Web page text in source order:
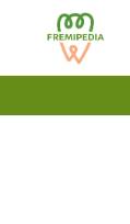
Aller au